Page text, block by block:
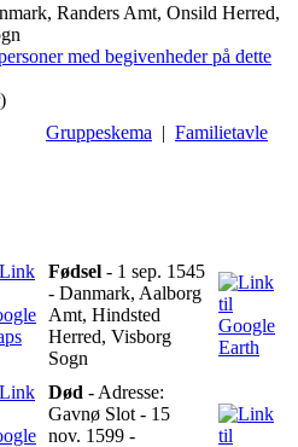
Randers Amt, Onsild Herred,
Gruppeskema | Familietavle
Fødsel - 1 sep. 1545
- Danmark, Aalborg
Amt, Hindsted
Herred, Visborg
Sogn
Død - Adresse:
Gavnø Slot - 15
nov. 1599 -